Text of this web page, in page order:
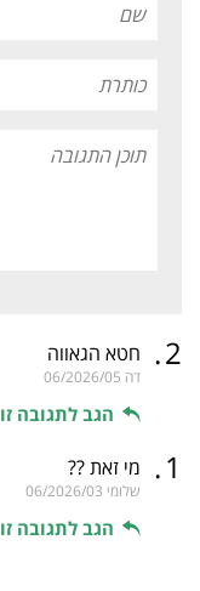
2
. חטא הגאווה
דה 06/2026/05
הגב לתגובה זו
1
. מי זאת ??
שלומי 06/2026/03
הגב לתגובה זו